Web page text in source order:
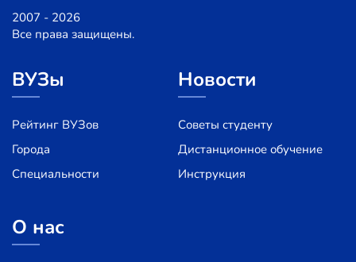
2007 - 2026
Все права защищены.
ВУЗы
Рейтинг ВУЗов
Города
Специальности
Новости
Советы студенту
Дистанционное обучение
Инструкция
О нас